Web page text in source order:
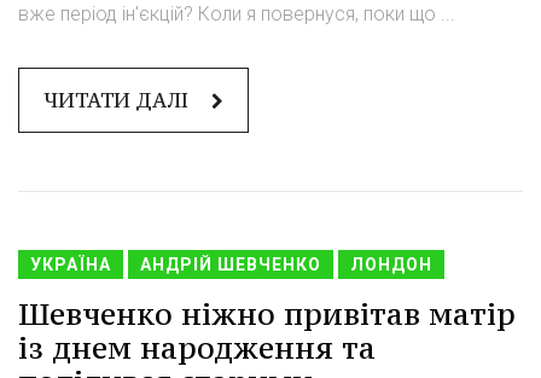
вже період ін'єкцій? Коли я повернуся, поки що ...
ЧИТАТИ ДАЛІ
УКРАЇНА АНДРІЙ ШЕВЧЕНКО ЛОНДОН
Шевченко ніжно привітав матір
із днем народження та